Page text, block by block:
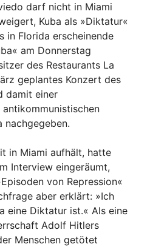
darf nicht in Miami
Kuba als »Diktatur«
in Florida erscheinende
am Donnerstag
des Restaurants La
geplantes Konzert des
damit einer
nachgegeben.
in Miami aufhält, hatte
Interview eingeräumt,
von Repression«
aber erklärt: »Ich
eine Diktatur ist.« Als eine
Adolf Hitlers
Menschen getötet